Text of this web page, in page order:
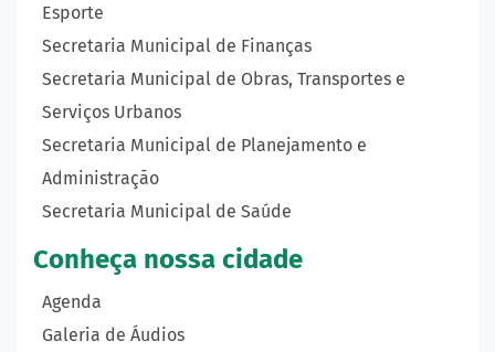
Esporte
Secretaria Municipal de Finanças
Secretaria Municipal de Obras, Transportes e
Serviços Urbanos
Secretaria Municipal de Planejamento e
Administração
Secretaria Municipal de Saúde
Conheça nossa cidade
Agenda
Galeria de Áudios